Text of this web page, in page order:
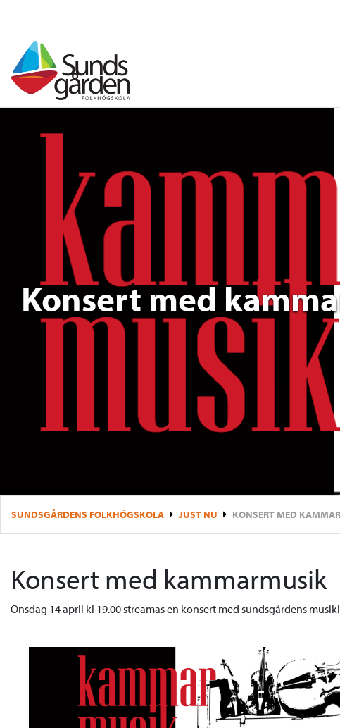
Konsert med
SUNDSGÅRDENS FOLKHÖGSKOLA JUST NU KONSERT MED
Konsert med kammarmusik
Onsdag 14 april kl 19.00 streamas en konsert med sundsgårdens